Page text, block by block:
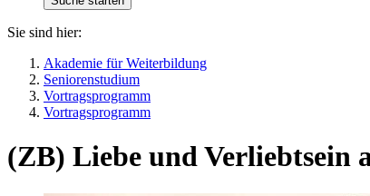
Sie sind hier:
Akademie für Weiterbildung
Seniorenstudium
Vortragsprogramm
Vortragsprogramm
(ZB) Liebe und Verliebtsein